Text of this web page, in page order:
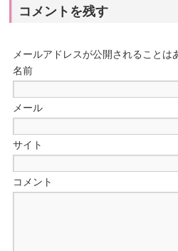
コメントを残す
メールアドレスが公開されることは
名前
メール
サイト
コメント